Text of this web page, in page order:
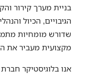
בניית מערך קירור
הגיבויים, הכיול
מקצועית מעביר את